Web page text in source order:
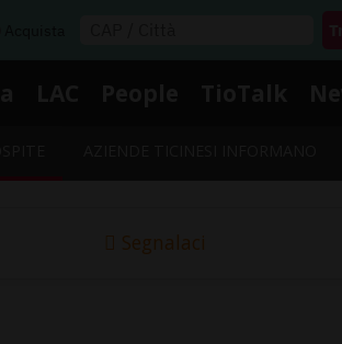
Segnalaci